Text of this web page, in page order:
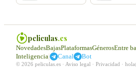
peliculas.es
NovedadesBajasPlataformasGénerosEntre
Inteligencia| Canal Bot
© 2026 peliculas.es · Aviso legal · Privacidad ·